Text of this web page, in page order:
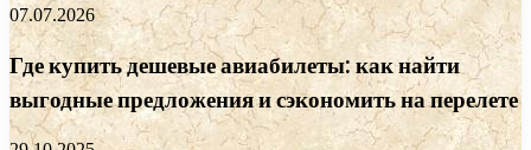
07.07.2026
Где купить дешевые авиабилеты: как найти
выгодные предложения и сэкономить на перелете